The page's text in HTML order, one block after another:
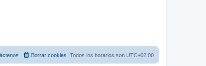
Todos los horarios son UTC+02:00
Borrar cookies